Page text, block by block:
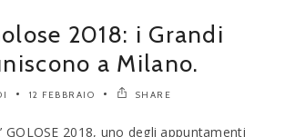
2018: i Grandi
a Milano.
12 FEBBRAIO SHARE
GOLOSE 2018, uno degli appuntamenti